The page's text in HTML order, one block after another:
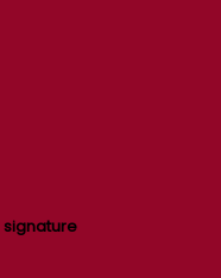
signature